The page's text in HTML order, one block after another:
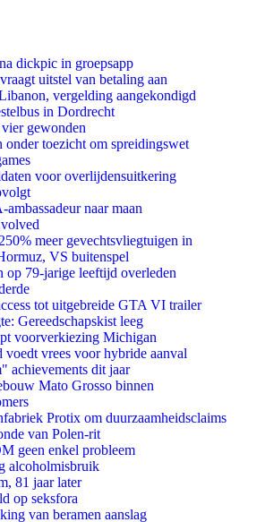
dickpic in groepsapp
uitstel van betaling aan
vergelding aangekondigd
in Dordrecht
gewonden
onder toezicht om spreidingswet
voor overlijdensuitkering
naar maan
meer gevechtsvliegtuigen in
VS buitenspel
op 79-jarige leeftijd overleden
tot uitgebreide GTA VI trailer
Gereedschapskist leeg
voorverkiezing Michigan
vrees voor hybride aanval
dit jaar
Mato Grosso binnen
Protix om duurzaamheidsclaims
van Polen-rit
geen enkel probleem
alcoholmisbruik
81 jaar later
op seksfora
van beramen aanslag